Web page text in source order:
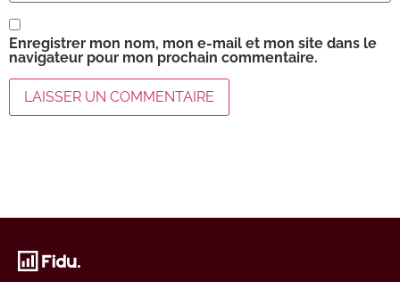
Enregistrer mon nom, mon e-mail et mon site dans le
navigateur pour mon prochain commentaire.